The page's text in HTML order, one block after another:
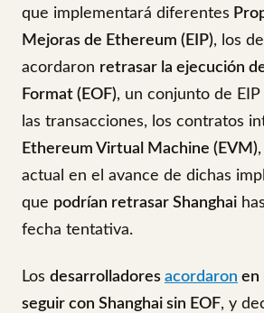
que implementará diferentes
Mejoras de Ethereum (EIP), los
acordaron retrasar la ejecución
Format (EOF), un conjunto de
las transacciones, los contratos
Ethereum Virtual Machine (EVM)
actual en el avance de dichas
que podrían retrasar Shanghai
fecha tentativa.
Los desarrolladores acordaron en
seguir con Shanghai sin EOF, y